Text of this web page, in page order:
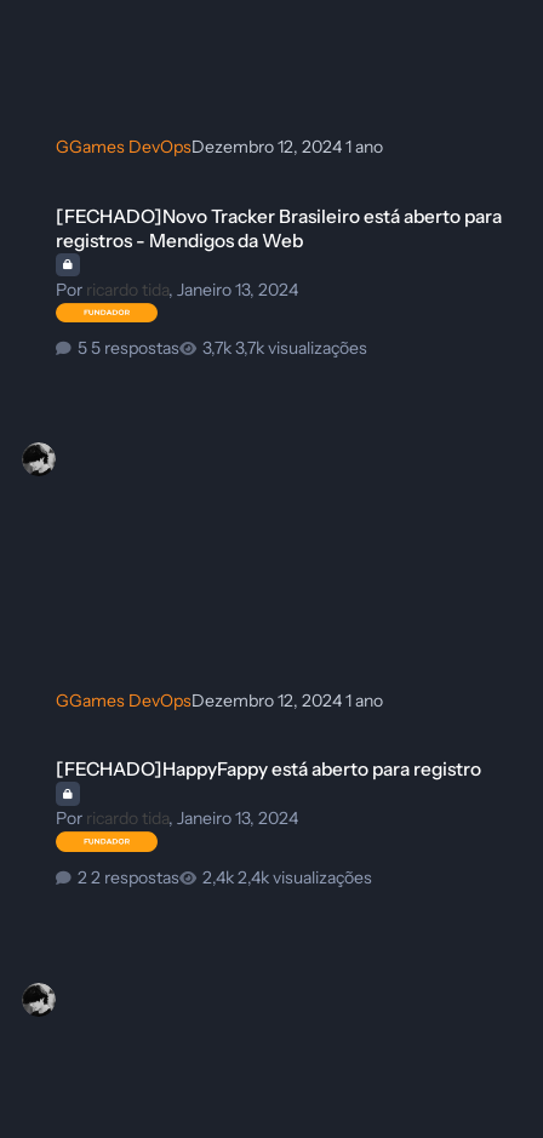
GGames DevOpsDezembro 12, 20241 ano
[FECHADO]Novo Tracker Brasileiro está aberto para
registros - Mendigos da Web
Por ricardo tida, Janeiro 13, 2024
5 respostas 3,7k visualizações
GGames DevOpsDezembro 12, 20241 ano
[FECHADO]HappyFappy está aberto para registro
Por ricardo tida,Janeiro 13, 2024
2 respostas 2,4k visualizações